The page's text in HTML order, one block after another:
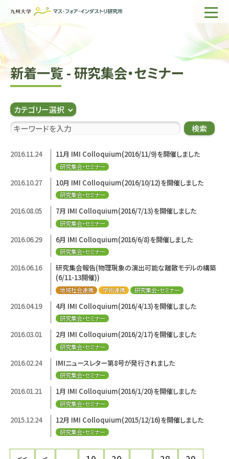
ホーム
IMIについて
組織・所員
研究活動
企業の方へ
サイト内検索
新着一覧 - 研究集会・セミナー
カテゴリー選択
検索
2016.11.24 11月 IMI Colloquium(2016/11/9)を開催しました
研究集会・セミナー
2016.10.27 10月 IMI Colloquium(2016/10/12)を開催しました
研究集会・セミナー
2016.08.05 7月 IMI Colloquium(2016/7/13)を開催しました
研究集会・セミナー
2016.06.29 6月 IMI Colloquium(2016/6/8)を開催しました
研究集会・セミナー
2016.06.16
研究集会報告(物理現象の演出可能な離散モデルの構築
(6/11-13開催))
地域社会連携 学術連携 研究集会・セミナー
2016.04.19 4月 IMI Colloquium(2016/4/13)を開催しました
研究集会・セミナー
2016.03.01 2月 IMI Colloquium(2016/2/17)を開催しました
研究集会・セミナー
2016.02.24 IMIニュースレター第8号が発行されました
研究集会・セミナー
2016.01.21 1月 IMI Colloquium(2016/1/20)を開催しました
研究集会・セミナー
2015.12.24 12月 IMI Colloquium(2015/12/16)を開催しました
研究集会・セミナー